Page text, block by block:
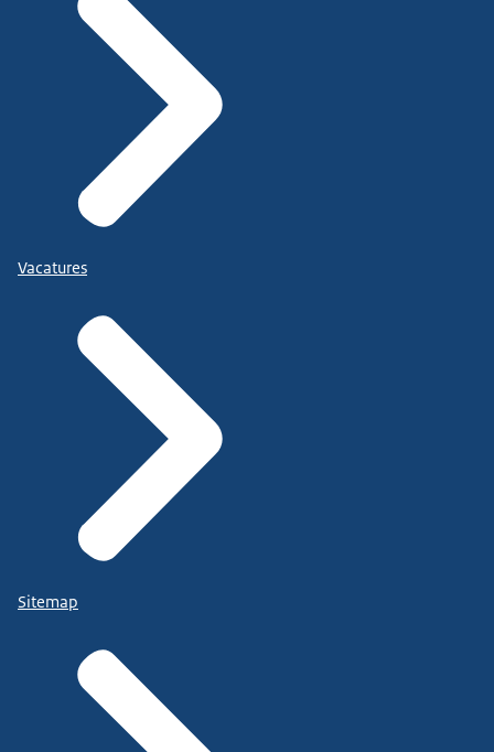
Vacatures
Sitemap